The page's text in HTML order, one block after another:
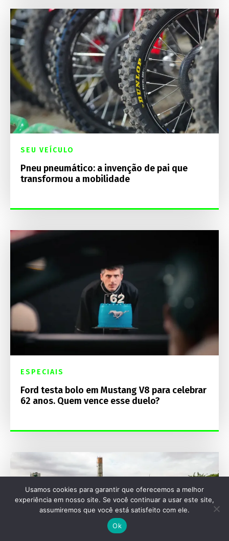
SEU VEÍCULO
Pneu pneumático: a invenção de pai que
transformou a mobilidade
ESPECIAIS
Ford testa bolo em Mustang V8 para celebrar
62 anos. Quem vence esse duelo?
Usamos cookies para garantir que oferecemos a melhor
experiência em nosso site. Se você continuar a usar este site,
assumiremos que você está satisfeito com ele.
Ok